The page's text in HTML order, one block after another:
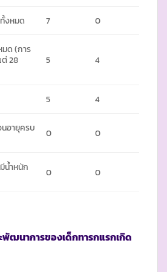
งหมด 7 0
ด (การ
28
5 4
5 4
อายุครบ
0 0
น้ำหนัก
0 0
พัฒนาการของเด็กทารกแรกเกิด